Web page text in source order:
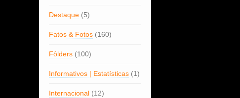
Destaque(5)
Fatos & Fotos(160)
Fôlders(100)
Informativos | Estatísticas(1)
Internacional(12)